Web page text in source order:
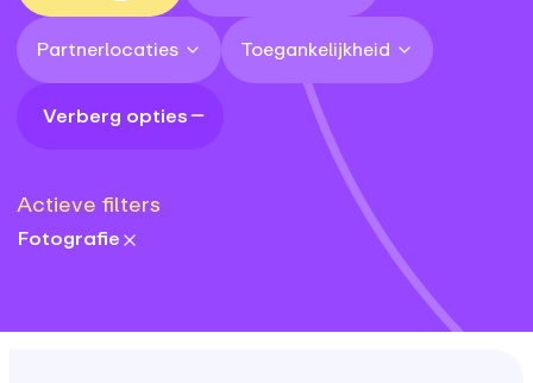
Partnerlocaties Toegankelijkheid
Verberg opties
Actieve filters
themes:
Fotografie